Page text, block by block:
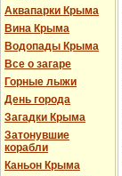
Аквапарки Крыма
Вина Крыма
Водопады Крыма
Все о загаре
Горные лыжи
День города
Загадки Крыма
Затонувшие
корабли
Каньон Крыма